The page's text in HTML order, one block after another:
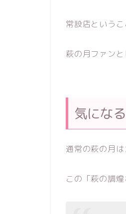
常設店という
萩の月ファン
気にな
通常の萩の月
この「萩の調